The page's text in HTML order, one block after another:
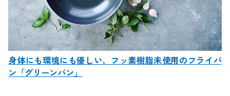
身体にも環境にも優しい、フッ素樹脂未使用のフライパ
ン「グリーンパン」